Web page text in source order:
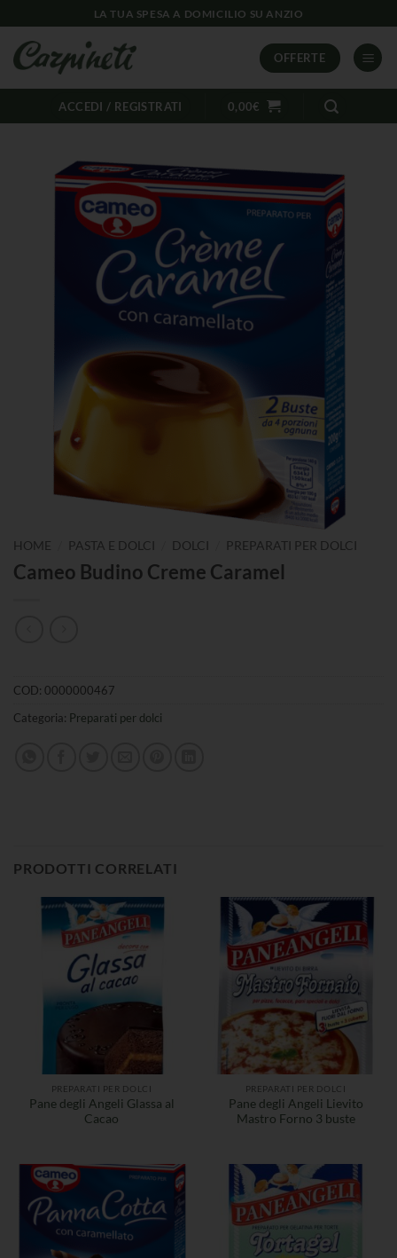
LA TUA SPESA A DOMICILIO SU ANZIO
OFFERTE
ACCEDI / REGISTRATI 0,00€
HOME PASTA E DOLCI DOLCI PREPARATI PER DOLCI
Cameo Budino Creme Caramel
COD: 0000000467
Categoria: Preparati per dolci
PRODOTTI CORRELATI
PREPARATI PER DOLCI
Pane degli Angeli Glassa al
Cacao
PREPARATI PER DOLCI
Pane degli Angeli Lievito
Mastro Forno 3 buste